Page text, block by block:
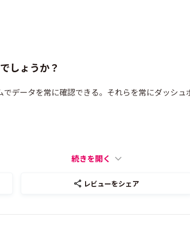
しょうか？
データを常に確認できる。それらを常にダッシュ
続きを開く
レビューをシェア